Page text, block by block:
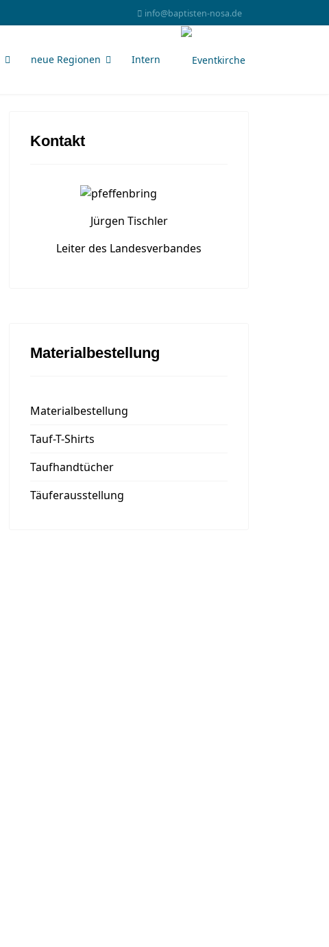
info@baptisten-nosa.de
neue Regionen Intern
Kontakt
Jürgen Tischler
Leiter des Landesverbandes
Materialbestellung
Materialbestellung
Tauf-T-Shirts
Taufhandtücher
Täuferausstellung